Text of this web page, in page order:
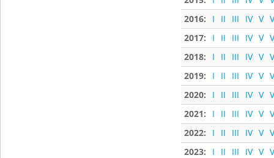
2016:
I II III IV V
2017:
I II III IV V
2018:
I II III IV V
2019:
I II III IV V
2020:
I II III IV V
2021:
I II III IV V
2022:
I II III IV V
2023:
I II III IV V